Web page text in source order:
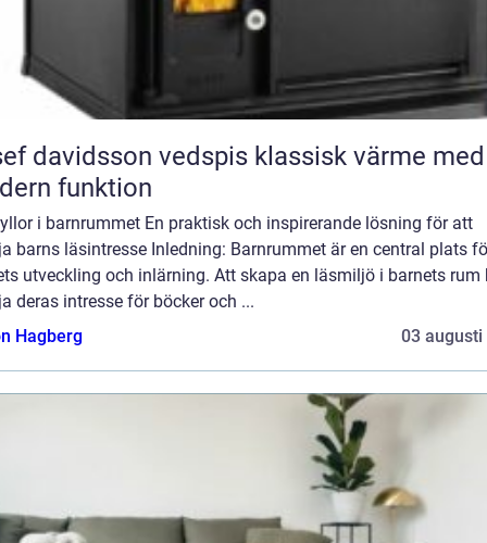
vedspis klassisk värme med
funktion
i barnrummet En praktisk och inspirerande lösning för att
barns läsintresse Inledning: Barnrummet är en central plats
utveckling och inlärning. Att skapa en läsmiljö i barnets rum
deras intresse för böcker och ...
Hagberg
03 augusti